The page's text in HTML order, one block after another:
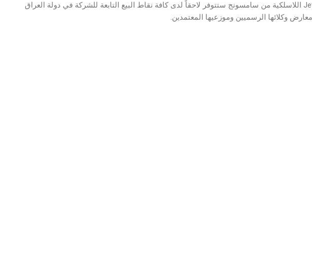
ويشار إلى أن مكنسة Jet 60 Pet اللاسلكية من سامسونج ستتوفر لاحقاً لدى كافة نقاط البيع التابعة للشركة في دولة العراق
وكلائها الرسميين وموزعيها المعتمدين.